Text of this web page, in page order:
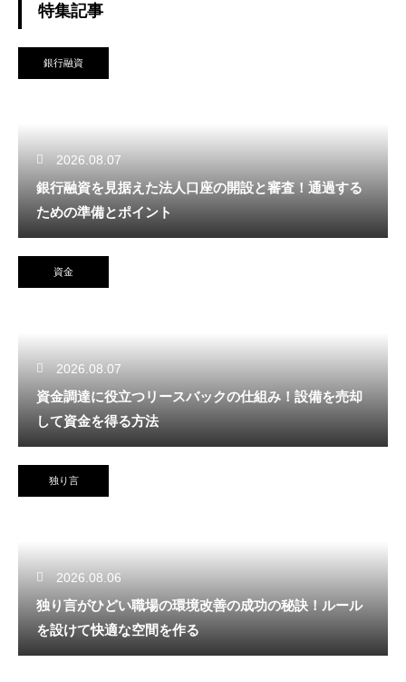
特集記事
銀行融資
2026.08.07
銀行融資を見据えた法人口座の開設と審査！通過する
ための準備とポイント
資金
2026.08.07
資金調達に役立つリースバックの仕組み！設備を売却
して資金を得る方法
独り言
2026.08.06
独り言がひどい職場の環境改善の成功の秘訣！ルール
を設けて快適な空間を作る